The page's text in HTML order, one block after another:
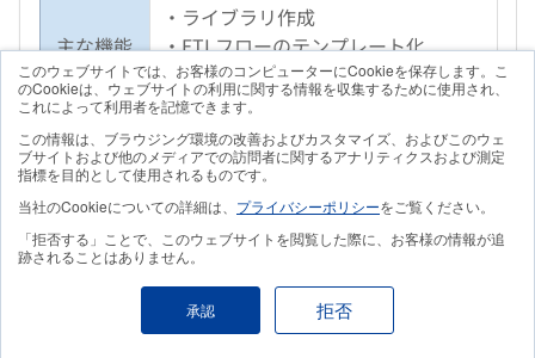
このウェブサイトでは、お客様のコンピューターにCookieを保存します。こ
のCookieは、ウェブサイトの利用に関する情報を収集するために使用され、
これによって利用者を記憶できます。
この情報は、ブラウジング環境の改善およびカスタマイズ、およびこのウェ
ブサイトおよび他のメディアでの訪問者に関するアナリティクスおよび測定
指標を目的として使用されるものです。
当社のCookieについての詳細は、 プライバシーポリシーをご覧ください。
「拒否する」ことで、このウェブサイトを閲覧した際に、お客様の情報が追
跡されることはありません。
承認 拒否
主な機能
・ライブラリ作成
・ETLフローのテンプレート化
・統合ツールキット
公式サイ
ト
https://cloud.google.com/data-
fusion
Reckoner